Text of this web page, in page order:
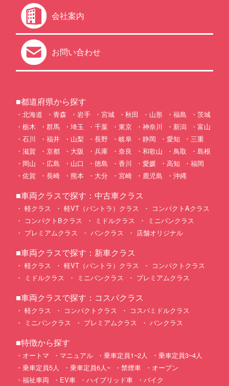
会社案内
お問い合わせ
■都道府県から探す
北海道 青森 岩手 宮城 秋田 山形 福島
茨城
栃木
群馬 埼玉 千葉 東京 神奈川 新潟
富山
石川
福井 山梨 長野 岐阜 静岡 愛知
三重
滋賀
京都 大阪 兵庫 奈良 和歌山 鳥取
島根
岡山
広島 山口 徳島 香川 愛媛 高知
福岡
佐賀
長崎 熊本 大分 宮崎 鹿児島 沖縄
■車両クラスで探す：中古車クラス
軽クラス 軽VT（バントラ）クラス
コンパクトAクラス
コンパクトBクラス
ミドルクラス
ミニバンクラス
プレミアムクラス
バンクラス 店舗オリジナル
■車両クラスで探す：新車クラス
軽クラス 軽VT（バントラ）クラス
コンパクトクラス
ミドルクラス
ミニバンクラス プレミアムクラス
■車両クラスで探す：コスパクラス
軽クラス コンパクトクラス
コスパミドルクラス
ミニバンクラス
プレミアムクラス バンクラス
■特徴から探す
オートマ マニュアル 乗車定員1~2人
乗車定員3~4人
乗車定員5人
乗車定員6人~ 禁煙車
オープン
福祉車両
EV車 ハイブリッド車 バイク